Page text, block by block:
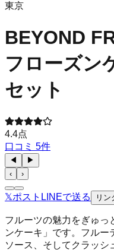
東京
BEYOND
フローズン
セット
4.4点
口コミ 5件
◀
▶
‹
›
𝕏ポスト LINEで送る リン
フルーツの魅力をぎゅっ
ンケーキ」です。フルー
ソース、そしてクラッシ